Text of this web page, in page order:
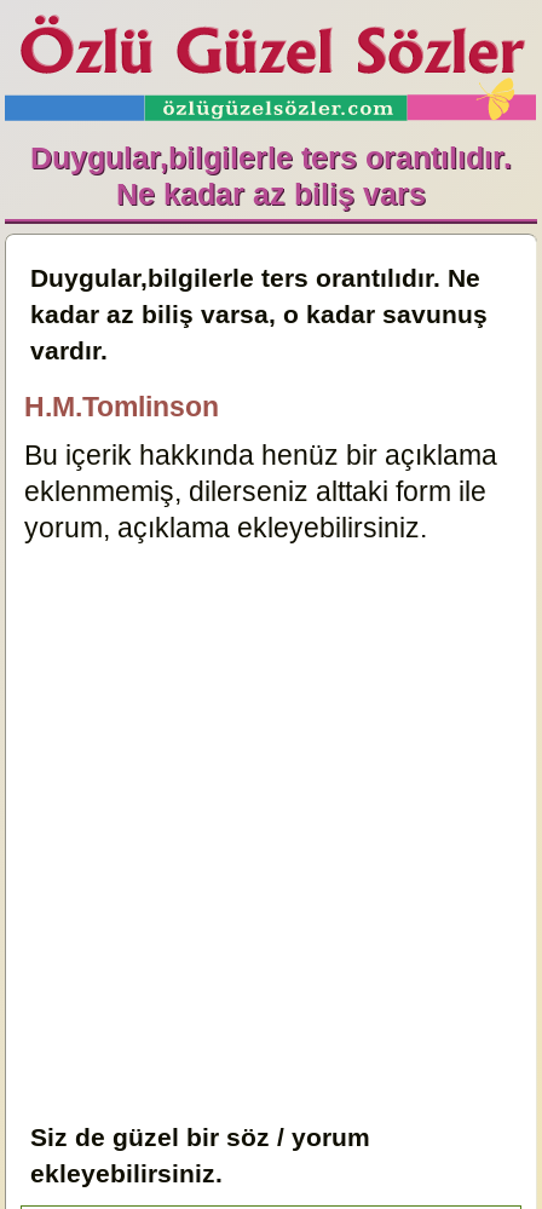
Duygular,bilgilerle ters orantılıdır.
Ne kadar az biliş vars
Duygular,bilgilerle ters orantılıdır. Ne
kadar az biliş varsa, o kadar savunuş
vardır.
H.M.Tomlinson
Bu içerik hakkında henüz bir açıklama
eklenmemiş, dilerseniz alttaki form ile
yorum, açıklama ekleyebilirsiniz.
Siz de güzel bir söz / yorum
ekleyebilirsiniz.